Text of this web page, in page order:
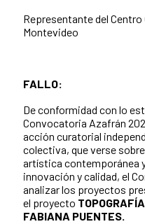
Representante del Centro
Montevideo
FALLO:
De conformidad con lo
Convocatoria Azafrán
acción curatorial
colectiva, que verse
artística contemporánea
innovación y calidad, el
analizar los proyectos
el proyecto
FABIANA PUENTES.